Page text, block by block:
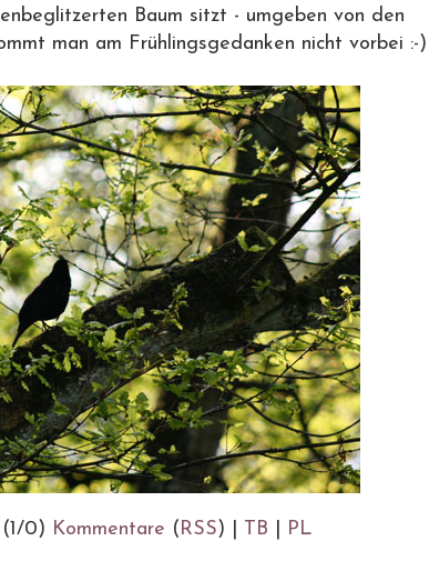
Baum sitzt - umgeben von den
man am Frühlingsgedanken nicht vorbei :-)
(1/0) Kommentare (RSS) | TB PL